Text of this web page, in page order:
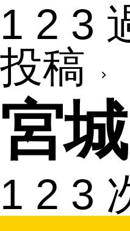
1 2 3
投稿
宮城
1 2 3